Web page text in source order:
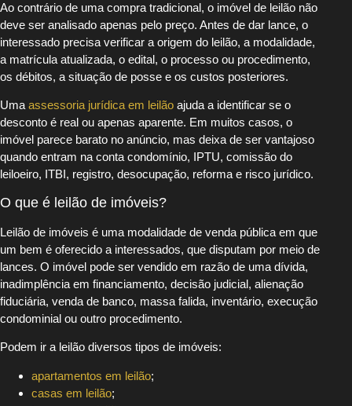
Ao contrário de uma compra tradicional, o imóvel de leilão não
deve ser analisado apenas pelo preço. Antes de dar lance, o
interessado precisa verificar a origem do leilão, a modalidade,
a matrícula atualizada, o edital, o processo ou procedimento,
os débitos, a situação de posse e os custos posteriores.
Umaassessoria jurídica em leilão ajuda a identificar se o
desconto é real ou apenas aparente. Em muitos casos, o
imóvel parece barato no anúncio, mas deixa de ser vantajoso
quando entram na conta condomínio, IPTU, comissão do
leiloeiro, ITBI, registro, desocupação, reforma e risco jurídico.
O que é leilão de imóveis?
Leilão de imóveis é uma modalidade de venda pública em que
um bem é oferecido a interessados, que disputam por meio de
lances. O imóvel pode ser vendido em razão de uma dívida,
inadimplência em financiamento, decisão judicial, alienação
fiduciária, venda de banco, massa falida, inventário, execução
condominial ou outro procedimento.
Podem ir a leilão diversos tipos de imóveis:
apartamentos em leilão;
casas em leilão;